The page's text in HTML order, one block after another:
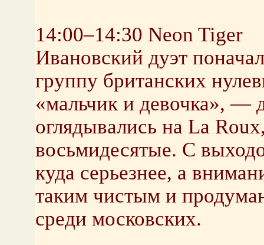
14:00–14:30 Neon Tiger
Ивановский дуэт
группу британских
«мальчик и девочка», —
оглядывались на La
восьмидесятые. С
куда серьезнее, а
таким чистым и
среди московских.